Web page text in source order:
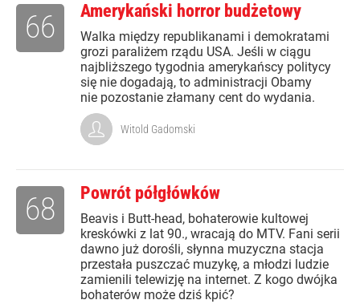
Amerykański horror budżetowy
Walka między republikanami i demokratami
grozi paraliżem rządu USA. Jeśli w ciągu
najbliższego tygodnia amerykańscy politycy
się nie dogadają, to administracji Obamy
nie pozostanie złamany cent do wydania.
66
Witold Gadomski
Powrót półgłówków
Beavis i Butt-head, bohaterowie kultowej
kreskówki z lat 90., wracają do MTV. Fani serii
dawno już dorośli, słynna muzyczna stacja
przestała puszczać muzykę, a młodzi ludzie
zamienili telewizję na internet. Z kogo dwójka
bohaterów może dziś kpić?
68